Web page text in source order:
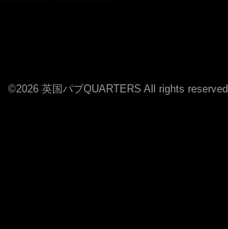
©2026 英国パブQUARTERS All rights reserved.